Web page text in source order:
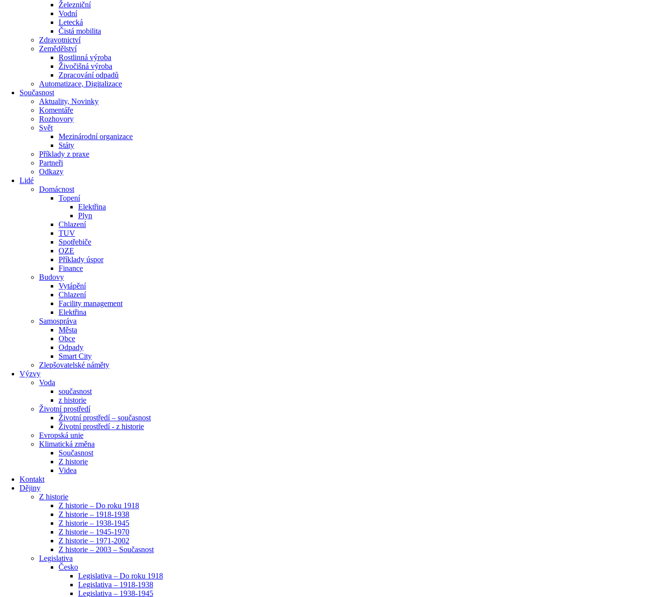
Železniční
Vodní
Letecká
Čistá mobilita
Zdravotnictví
Zemědělství
Rostlinná výroba
Živočišná výroba
Zpracování odpadů
Automatizace, Digitalizace
Současnost
Aktuality, Novinky
Komentáře
Rozhovory
Svět
Mezinárodní organizace
Státy
Příklady z praxe
Partneři
Odkazy
Lidé
Domácnost
Topení
Elektřina
Plyn
Chlazení
TUV
Spotřebiče
OZE
Příklady úspor
Finance
Budovy
Vytápění
Chlazení
Facility management
Elektřina
Samospráva
Města
Obce
Odpady
Smart City
Zlepšovatelské náměty
Výzvy
Voda
současnost
z historie
Životní prostředí
Životní prostředí – současnost
Životní prostředí ​- z historie
Evropská unie
Klimatická změna
Současnost
Z historie
Videa
Kontakt
Dějiny
Z historie
Z historie – Do roku 1918
Z historie – 1918-1938
Z historie – 1938-1945
Z historie – 1945-1970
Z historie – 1971-2002
Z historie – 2003 – Současnost
Legislativa
Česko
Legislativa – Do roku 1918
Legislativa – 1918-1938
Legislativa – 1938-1945